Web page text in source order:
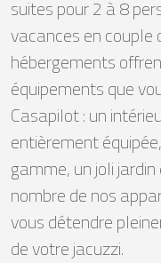
suites pour 2 à 8
vacances en couple
hébergements
équipements que
Casapilot : un
entièrement
gamme, un joli
nombre de nos
vous détendre
de votre jacuzzi.